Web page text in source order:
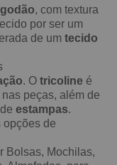
, com textura
por ser um
de um tecido
. O tricoline é
peças, além de
estampas.
opções de
Bolsas, Mochilas,